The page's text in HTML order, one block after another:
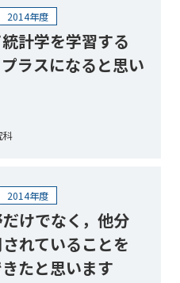
2014年度
計学を学習する
ラスになると思い
科
2014年度
けでなく，他分
れていることを
たと思います